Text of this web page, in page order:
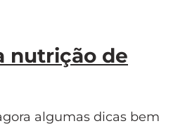
nutrição de
algumas dicas bem